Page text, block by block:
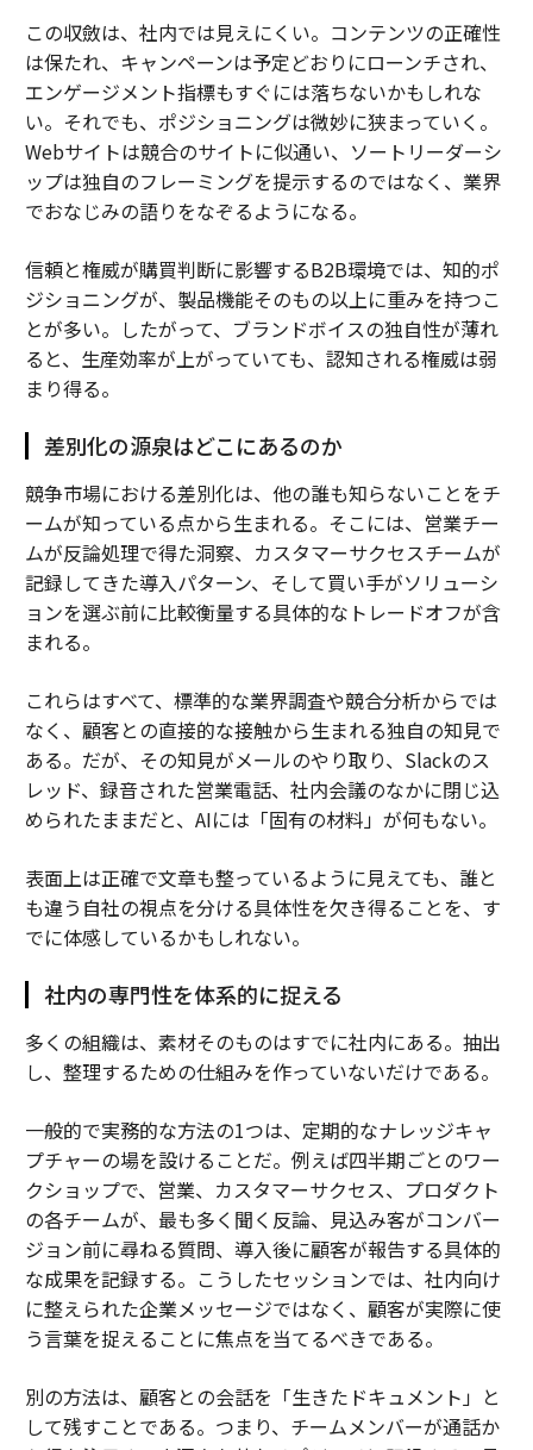
この収斂は、社内では見えにくい。コンテンツの正確性
は保たれ、キャンペーンは予定どおりにローンチされ、
エンゲージメント指標もすぐには落ちないかもしれな
い。それでも、ポジショニングは微妙に狭まっていく。
Webサイトは競合のサイトに似通い、ソートリーダーシ
ップは独自のフレーミングを提示するのではなく、業界
でおなじみの語りをなぞるようになる。
信頼と権威が購買判断に影響するB2B環境では、知的ポ
ジショニングが、製品機能そのもの以上に重みを持つこ
とが多い。したがって、ブランドボイスの独自性が薄れ
ると、生産効率が上がっていても、認知される権威は弱
まり得る。
差別化の源泉はどこにあるのか
競争市場における差別化は、他の誰も知らないことをチ
ームが知っている点から生まれる。そこには、営業チー
ムが反論処理で得た洞察、カスタマーサクセスチームが
記録してきた導入パターン、そして買い手がソリューシ
ョンを選ぶ前に比較衡量する具体的なトレードオフが含
まれる。
これらはすべて、標準的な業界調査や競合分析からでは
なく、顧客との直接的な接触から生まれる独自の知見で
ある。だが、その知見がメールのやり取り、Slackのス
レッド、録音された営業電話、社内会議のなかに閉じ込
められたままだと、AIには「固有の材料」が何もない。
表面上は正確で文章も整っているように見えても、誰と
も違う自社の視点を分ける具体性を欠き得ることを、す
でに体感しているかもしれない。
社内の専門性を体系的に捉える
多くの組織は、素材そのものはすでに社内にある。抽出
し、整理するための仕組みを作っていないだけである。
一般的で実務的な方法の1つは、定期的なナレッジキャ
プチャーの場を設けることだ。例えば四半期ごとのワー
クショップで、営業、カスタマーサクセス、プロダクト
の各チームが、最も多く聞く反論、見込み客がコンバー
ジョン前に尋ねる質問、導入後に顧客が報告する具体的
な成果を記録する。こうしたセッションでは、社内向け
に整えられた企業メッセージではなく、顧客が実際に使
う言葉を捉えることに焦点を当てるべきである。
別の方法は、顧客との会話を「生きたドキュメント」と
して残すことである。つまり、チームメンバーが通話か